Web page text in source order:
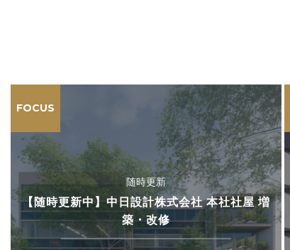
FOCUS
随時更新
【随時更新中】中日設計株式会社 本社社屋 増
築・改修